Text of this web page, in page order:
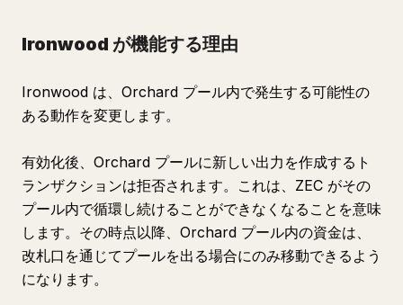
Ironwood が機能する理由
Ironwood は、Orchard プール内で発生する可能性の
ある動作を変更します。
有効化後、Orchard プールに新しい出力を作成するト
ランザクションは拒否されます。これは、ZEC がその
プール内で循環し続けることができなくなることを意味
します。その時点以降、Orchard プール内の資金は、
改札口を通じてプールを出る場合にのみ移動できるよう
になります。